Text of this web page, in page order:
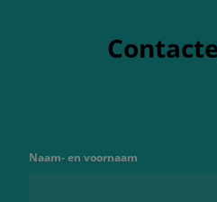
Naam- en voornaam